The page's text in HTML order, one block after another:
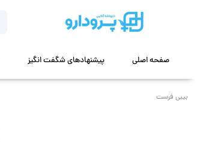
صفحه اصلی پیشنهادهای شگفت انگیز
بیبی فرست